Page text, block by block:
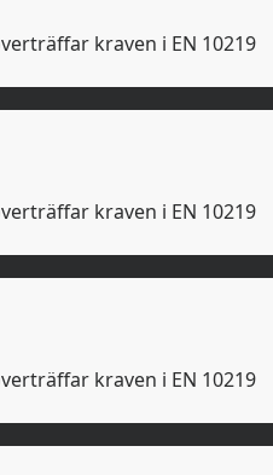
kraven i EN 10219
kraven i EN 10219
kraven i EN 10219